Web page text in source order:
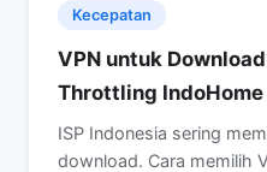
Kecepatan
VPN untuk
Throttling IndoHome
ISP Indonesia sering
download. Cara memilih